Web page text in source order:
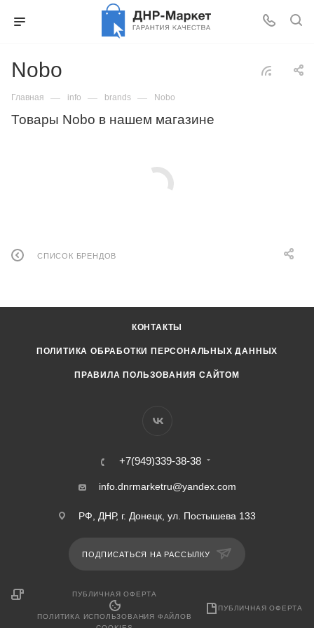
Nobo
Главная — info — brands — Nobo
Товары Nobo в нашем магазине
СПИСОК БРЕНДОВ
КОНТАКТЫ
ПОЛИТИКА ОБРАБОТКИ ПЕРСОНАЛЬНЫХ ДАННЫХ
ПРАВИЛА ПОЛЬЗОВАНИЯ САЙТОМ
+7(949)339-38-38
info.dnrmarketru@yandex.com
РФ, ДНР, г. Донецк, ул. Постышева 133
ПОДПИСАТЬСЯ НА РАССЫЛКУ
ПУБЛИЧНАЯ ОФЕРТА
ПОЛИТИКА ИСПОЛЬЗОВАНИЯ ФАЙЛОВ
ПУБЛИЧНАЯ ОФЕРТА